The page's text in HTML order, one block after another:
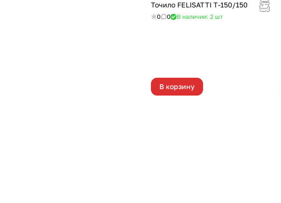
Точило FELISATTI Т-150/150
0 0 В наличии: 2 шт
В корзину